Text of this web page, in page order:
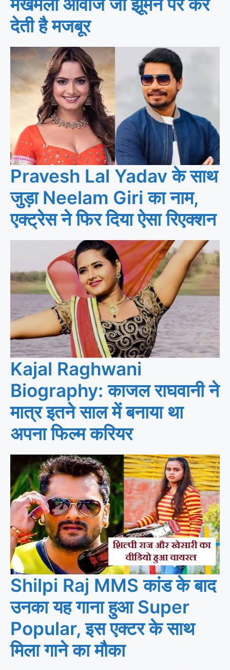
देती है मजबूर
Pravesh Lal Yadav के साथ
जुड़ा Neelam Giri का नाम,
एक्ट्रेस ने फिर दिया ऐसा रिएक्शन
Kajal Raghwani
Biography: काजल राघवानी ने
मात्र इतने साल में बनाया था
अपना फिल्म करियर
Shilpi Raj MMS कांड के बाद
उनका यह गाना हुआ Super
Popular, इस एक्टर के साथ
मिला गाने का मौका